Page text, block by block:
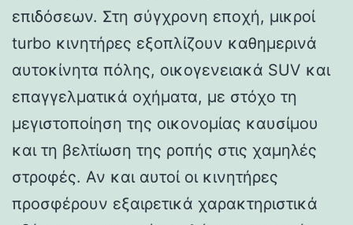
επιδόσεων. Στη σύγχρονη εποχή, μικροί
turbo κινητήρες εξοπλίζουν καθημερινά
αυτοκίνητα πόλης, οικογενειακά SUV και
επαγγελματικά οχήματα, με στόχο τη
μεγιστοποίηση της οικονομίας καυσίμου
και τη βελτίωση της ροπής στις χαμηλές
στροφές. Αν και αυτοί οι κινητήρες
προσφέρουν εξαιρετικά χαρακτηριστικά